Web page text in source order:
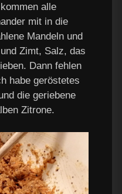
alle
mit in die
Mandeln und
Zimt, Salz, das
Dann fehlen
habe geröstetes
die geriebene
Zitrone.